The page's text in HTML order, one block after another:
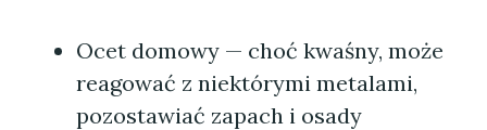
Ocet domowy — choć kwaśny, może
reagować z niektórymi metalami,
pozostawiać zapach i osady